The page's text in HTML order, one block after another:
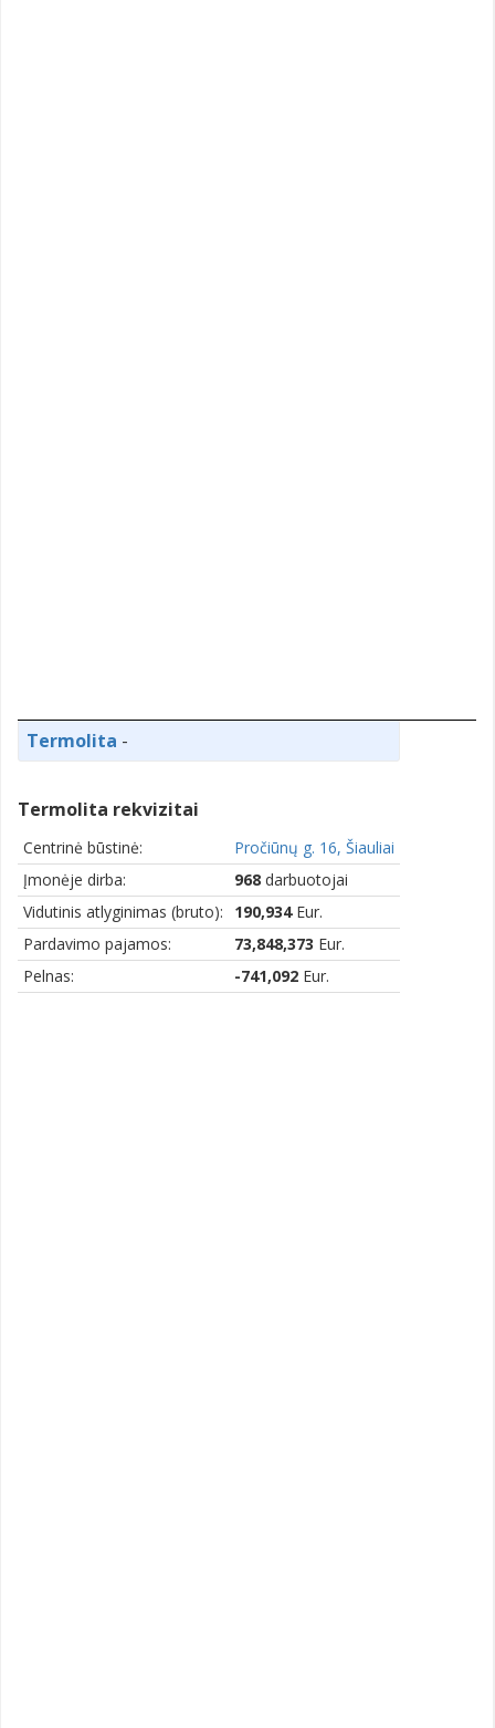
Termolita -
Termolita rekvizitai
Centrinė būstinė:
Pročiūnų g. 16, Šiauliai
Įmonėje dirba:
968 darbuotojai
Vidutinis atlyginimas (bruto):
190,934Eur.
Pardavimo pajamos:
73,848,373 Eur.
Pelnas:
-741,092 Eur.